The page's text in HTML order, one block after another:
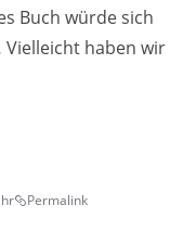
Buch würde sich
haben wir
Permalink